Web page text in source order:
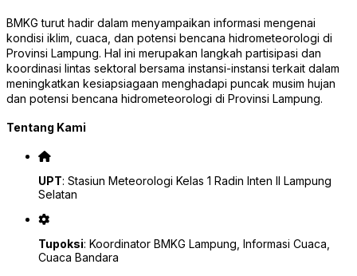
BMKG turut hadir dalam menyampaikan informasi mengenai
kondisi iklim, cuaca, dan potensi bencana hidrometeorologi di
Provinsi Lampung. Hal ini merupakan langkah partisipasi dan
koordinasi lintas sektoral bersama instansi-instansi terkait dalam
meningkatkan kesiapsiagaan menghadapi puncak musim hujan
dan potensi bencana hidrometeorologi di Provinsi Lampung.
Tentang Kami
UPT: Stasiun Meteorologi Kelas 1 Radin Inten II Lampung
Selatan
Tupoksi: Koordinator BMKG Lampung, Informasi Cuaca,
Cuaca Bandara